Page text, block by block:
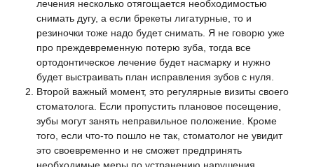
лечения несколько отягощается необходимостью
снимать дугу, а если брекеты лигатурные, то и
резиночки тоже надо будет снимать. Я не говорю уже
про преждевременную потерю зуба, тогда все
ортодонтическое лечение будет насмарку и нужно
будет выстраивать план исправления зубов с нуля.
Второй важный момент, это регулярные визиты своего
стоматолога. Если пропустить плановое посещение,
зубы могут занять неправильное положение. Кроме
того, если что-то пошло не так, стоматолог не увидит
это своевременно и не сможет предпринять
необходимые меры по устранению нарушения.